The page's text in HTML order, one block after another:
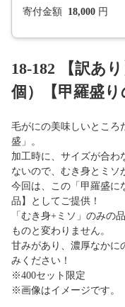
寄付金額 18,000 円
18-182 【訳あ
個）【甲羅盛り
毛がにの美味しいところ
盛」。
加工時に、サイズが合わ
ないので、むき身とミソ
今回は、この「甲羅盛に
品】としてご提供！
「むき身+ミソ」のみの
ものと変わりません。
甘みがあり、濃厚なかに
みください！
※400セット限定
※画像はイメージです。